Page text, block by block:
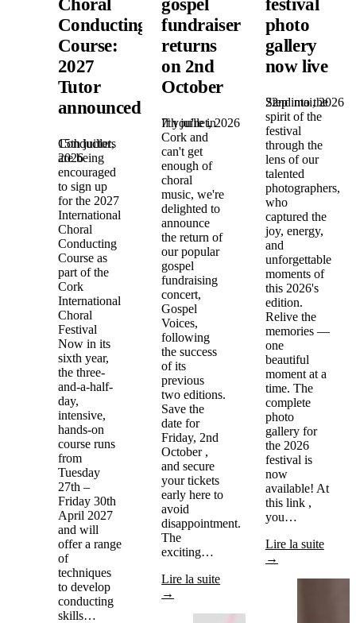
Choral
Conducting
Course:
2027
Tutor
announced!
15th juillet,
2026
Conductors
are being
encouraged
to sign up
for the 2027
International
Choral
Conducting
Course as
part of the
Cork
International
Choral
Festival
Now in its
sixth year,
the three-
and-a-half-
day,
intensive,
hands-on
course runs
from
Tuesday
27th –
Friday 30th
April 2027
and will
offer a range
of
techniques
to develop
conducting
skills…
gospel
fundraiser
returns
on 2nd
October
7th juillet, 2026
If you're in
Cork and
can't get
enough of
choral
music, we're
delighted to
announce
the return of
our popular
gospel
fundraising
concert,
Gospel
Voices,
following
the success
of its
previous
two editions.
Save the
date for
Friday, 2nd
October ,
and secure
your tickets
early here to
avoid
disappointment.
The
exciting…
Lire la suite
→
festival
photo
gallery
now live
22nd mai, 2026
Step into the
spirit of the
festival
through the
lens of our
talented
photographers,
who
captured the
joy, energy,
and
unforgettable
moments of
this 2026's
edition.
Relive the
memories —
one
beautiful
moment at a
time. The
complete
photo
gallery for
the 2026
festival is
now
available! At
this link ,
you…
Lire la suite
→